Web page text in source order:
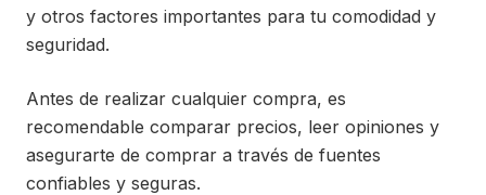
y otros factores importantes para tu comodidad y
seguridad.
Antes de realizar cualquier compra, es
recomendable comparar precios, leer opiniones y
asegurarte de comprar a través de fuentes
confiables y seguras.